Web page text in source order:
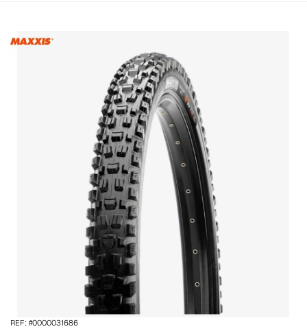
REF: #0000031686